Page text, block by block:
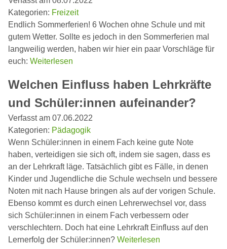
Kategorien: Freizeit
Endlich Sommerferien! 6 Wochen ohne Schule und mit
gutem Wetter. Sollte es jedoch in den Sommerferien mal
langweilig werden, haben wir hier ein paar Vorschläge für
euch: Weiterlesen
Welchen Einfluss haben Lehrkräfte
und Schüler:innen aufeinander?
Verfasst am 07.06.2022
Kategorien: Pädagogik
Wenn Schüler:innen in einem Fach keine gute Note
haben, verteidigen sie sich oft, indem sie sagen, dass es
an der Lehrkraft läge. Tatsächlich gibt es Fälle, in denen
Kinder und Jugendliche die Schule wechseln und bessere
Noten mit nach Hause bringen als auf der vorigen Schule.
Ebenso kommt es durch einen Lehrerwechsel vor, dass
sich Schüler:innen in einem Fach verbessern oder
verschlechtern. Doch hat eine Lehrkraft Einfluss auf den
Lernerfolg der Schüler:innen? Weiterlesen